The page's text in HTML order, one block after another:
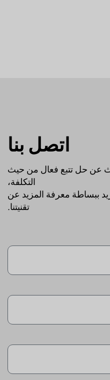
اتصل بنا
عن حل تتبع فعال من حيث
التكلفة،
ببساطة معرفة المزيد عن
تقنيتنا.